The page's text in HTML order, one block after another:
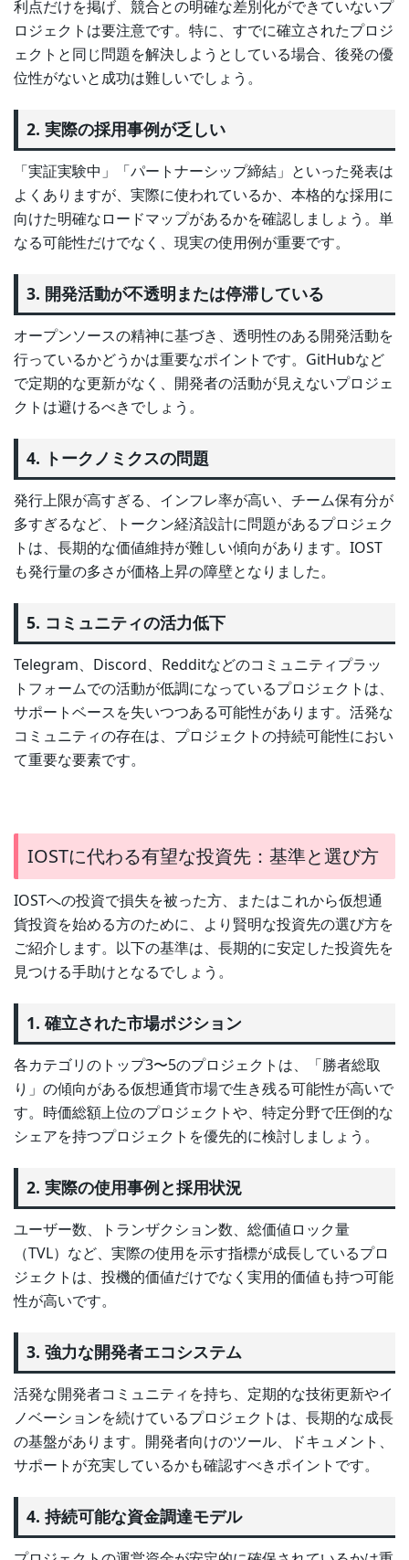
利点だけを掲げ、競合との明確な差別化ができていないプ
ロジェクトは要注意です。特に、すでに確立されたプロジ
ェクトと同じ問題を解決しようとしている場合、後発の優
位性がないと成功は難しいでしょう。
2. 実際の採用事例が乏しい
「実証実験中」「パートナーシップ締結」といった発表は
よくありますが、実際に使われているか、本格的な採用に
向けた明確なロードマップがあるかを確認しましょう。単
なる可能性だけでなく、現実の使用例が重要です。
3. 開発活動が不透明または停滞している
オープンソースの精神に基づき、透明性のある開発活動を
行っているかどうかは重要なポイントです。GitHubなど
で定期的な更新がなく、開発者の活動が見えないプロジェ
クトは避けるべきでしょう。
4. トークノミクスの問題
発行上限が高すぎる、インフレ率が高い、チーム保有分が
多すぎるなど、トークン経済設計に問題があるプロジェク
トは、長期的な価値維持が難しい傾向があります。IOST
も発行量の多さが価格上昇の障壁となりました。
5. コミュニティの活力低下
Telegram、Discord、Redditなどのコミュニティプラッ
トフォームでの活動が低調になっているプロジェクトは、
サポートベースを失いつつある可能性があります。活発な
コミュニティの存在は、プロジェクトの持続可能性におい
て重要な要素です。
IOSTに代わる有望な投資先：基準と選び方
IOSTへの投資で損失を被った方、またはこれから仮想通
貨投資を始める方のために、より賢明な投資先の選び方を
ご紹介します。以下の基準は、長期的に安定した投資先を
見つける手助けとなるでしょう。
1. 確立された市場ポジション
各カテゴリのトップ3〜5のプロジェクトは、「勝者総取
り」の傾向がある仮想通貨市場で生き残る可能性が高いで
す。時価総額上位のプロジェクトや、特定分野で圧倒的な
シェアを持つプロジェクトを優先的に検討しましょう。
2. 実際の使用事例と採用状況
ユーザー数、トランザクション数、総価値ロック量
（TVL）など、実際の使用を示す指標が成長しているプロ
ジェクトは、投機的価値だけでなく実用的価値も持つ可能
性が高いです。
3. 強力な開発者エコシステム
活発な開発者コミュニティを持ち、定期的な技術更新やイ
ノベーションを続けているプロジェクトは、長期的な成長
の基盤があります。開発者向けのツール、ドキュメント、
サポートが充実しているかも確認すべきポイントです。
4. 持続可能な資金調達モデル